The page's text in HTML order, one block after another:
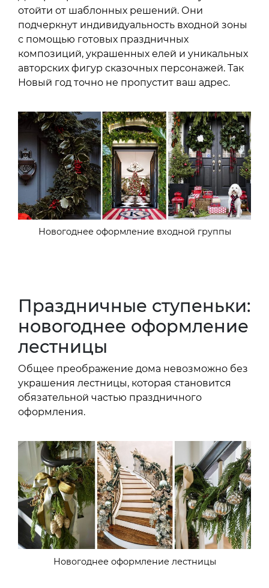
отойти от шаблонных решений. Они
подчеркнут индивидуальность входной зоны
с помощью готовых праздничных
композиций, украшенных елей и уникальных
авторских фигур сказочных персонажей. Так
Новый год точно не пропустит ваш адрес.
Новогоднее оформление входной группы
Праздничные ступеньки:
новогоднее оформление
лестницы
Общее преображение дома невозможно без
украшения лестницы, которая становится
обязательной частью праздничного
оформления.
Новогоднее оформление лестницы